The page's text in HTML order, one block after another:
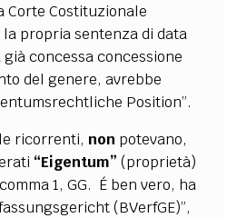
Costituzionale
propria sentenza di data
già concessa concessione
del genere, avrebbe
Position”.
ricorrenti, non potevano,
“Eigentum” (proprietà)
1, GG. É ben vero, ha
(BVerfGE)”,